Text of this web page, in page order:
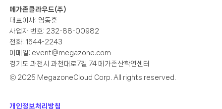
메가존클라우드(주)
대표이사: 염동훈
사업자 번호: 232-88-00982
전화: 1644-2243
이메일: event@megazone.com
경기도 과천시 과천대로7길 74 메가존산학연센터
ⓒ 2025 MegazoneCloud Corp. All rights reserved.
개인정보처리방침